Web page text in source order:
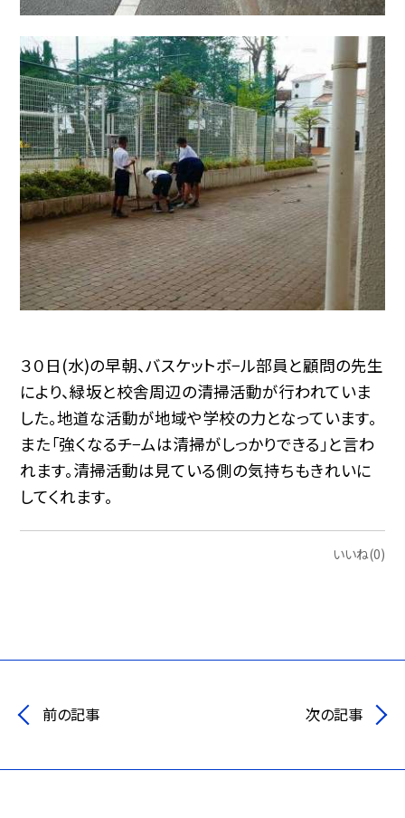
３０日(水)の早朝、バスケットボ−ル部員と顧問の先生
により、緑坂と校舎周辺の清掃活動が行われていま
した。地道な活動が地域や学校の力となっています。
また「強くなるチ−ムは清掃がしっかりできる」と言わ
れます。清掃活動は見ている側の気持ちもきれいに
してくれます。
いいね(0)
前の記事 次の記事